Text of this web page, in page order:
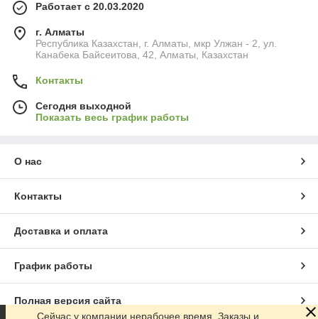
Работает с 20.03.2020
г. Алматы
Республика Казахстан, г. Алматы, мкр Улжан - 2, ул.
Канабека Байсеитова, 42, Алматы, Казахстан
Контакты
Сегодня выходной
Показать весь график работы
О нас
Контакты
Доставка и оплата
График работы
Полная версия сайта
Сейчас у компании нерабочее время. Заказы и